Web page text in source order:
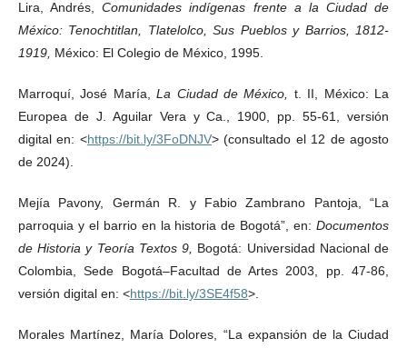
Lira, Andrés,Comunidades indígenas frente a la Ciudad de
México: Tenochtitlan, Tlatelolco, Sus Pueblos y Barrios, 1812-
1919, México: El Colegio de México, 1995.
Marroquí, José María,La Ciudad de México, t. II, México: La
Europea de J. Aguilar Vera y Ca., 1900, pp. 55-61, versión
digital en: <https://bit.ly/3FoDNJV> (consultado el 12 de agosto
de 2024).
Mejía Pavony, Germán R. y Fabio Zambrano Pantoja, “La
parroquia y el barrio en la historia de Bogotá”, en: Documentos
de Historia y Teoría Textos 9, Bogotá: Universidad Nacional de
Colombia, Sede Bogotá–Facultad de Artes 2003, pp. 47-86,
versión digital en: <https://bit.ly/3SE4f58>.
Morales Martínez, María Dolores, “La expansión de la Ciudad